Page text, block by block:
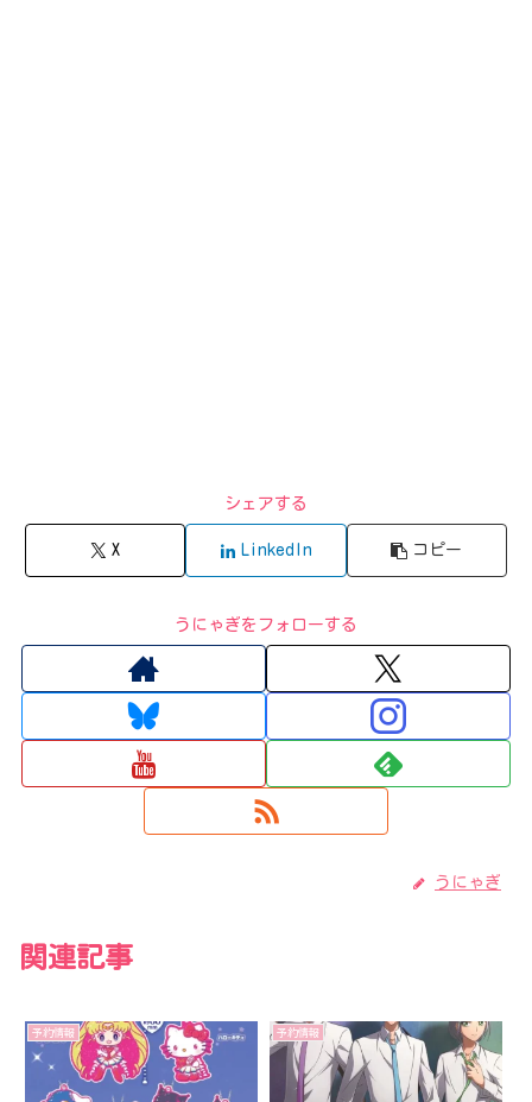
シェアする
X LinkedIn コピー
うにゃぎをフォローする
うにゃぎ
関連記事
予約情報 予約情報